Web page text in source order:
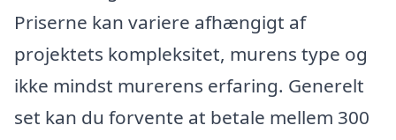
Priserne kan variere afhængigt af
projektets kompleksitet, murens type og
ikke mindst murerens erfaring. Generelt
set kan du forvente at betale mellem 300